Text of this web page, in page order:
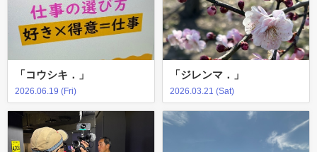
「コウシキ．」
2026.06.19 (Fri)
「ジレンマ．」
2026.03.21 (Sat)